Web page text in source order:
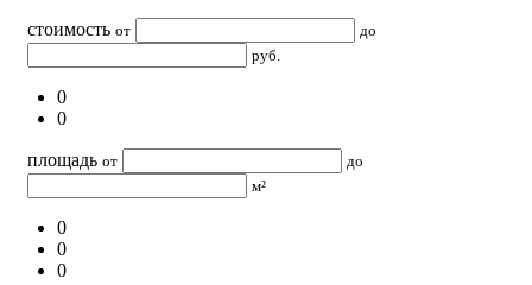
стоимость от
до
руб.
0
0
площадь от
до
м²
0
0
0